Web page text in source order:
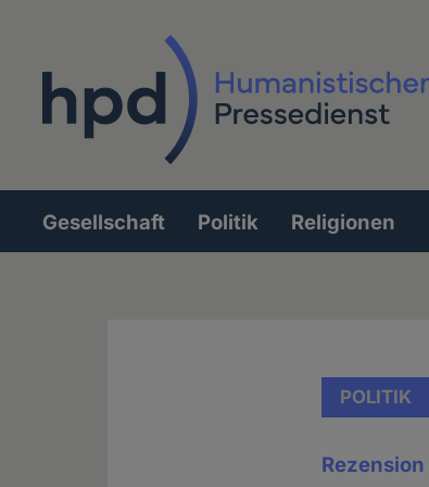
Hauptnavigation
Gesellschaft Politik Religionen
POLITIK
Rezension